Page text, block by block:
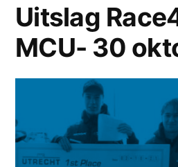
Uitslag
MCU- 30